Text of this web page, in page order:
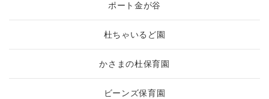
ポート金が谷
杜ちゃいるど園
かさまの杜保育園
ビーンズ保育園